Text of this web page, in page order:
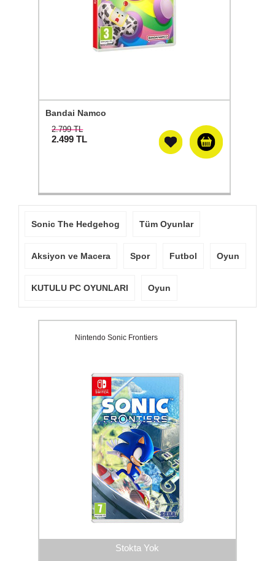
Bandai Namco
2.799 TL
2.499TL
Sonic The Hedgehog Tüm Oyunlar
Aksiyon ve Macera Spor Futbol Oyun
KUTULU PC OYUNLARI Oyun
Stokta Yok
Nintendo Sonic Frontiers